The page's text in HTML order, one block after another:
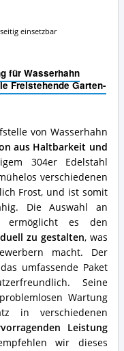
für Wasserhahn
Freistehende Garten-
von Wasserhahn
aus Haltbarkeit und
304er Edelstahl
verschiedenen
Frost, und ist somit
Die Auswahl an
ermöglicht es den
zu gestalten, was
macht. Der
umfassende Paket
Seine
Wartung
in verschiedenen
Leistung
wir dieses
einsetzbar